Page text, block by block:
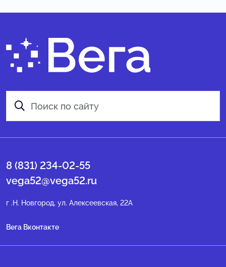
8 (831) 234-02-55
vega52@vega52.ru
г .Н. Новгород, ул. Алексеевская, 22А
Вега Вконтакте